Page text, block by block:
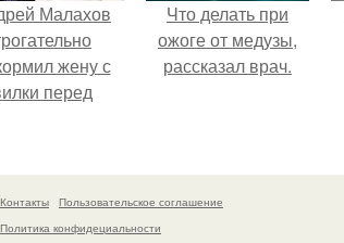
Малахов
жену с
перед
Что делать при
ожоге от медузы,
рассказал врач.
Контакты
Пользовательское соглашение
Политика конфидециальности